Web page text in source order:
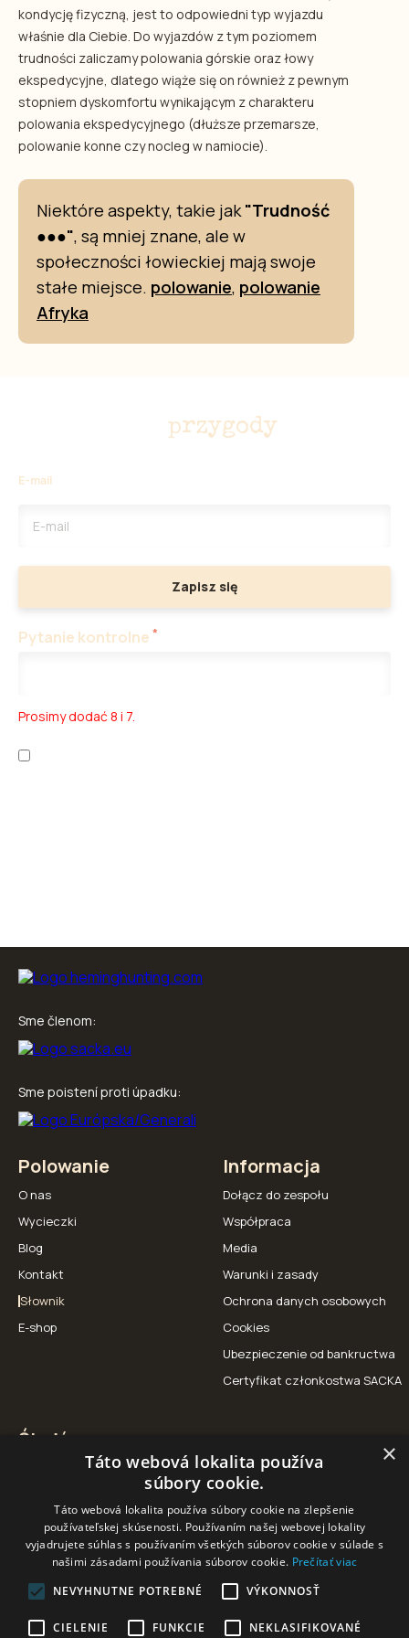
kondycję fizyczną, jest to odpowiedni typ wyjazdu
właśnie dla Ciebie. Do wyjazdów z tym poziomem
trudności zaliczamy polowania górskie oraz łowy
ekspedycyjne, dlatego wiąże się on również z pewnym
stopniem dyskomfortu wynikającym z charakteru
polowania ekspedycyjnego (dłuższe przemarsze,
polowanie konne czy nocleg w namiocie).
Niektóre aspekty, takie jak"Trudność
●●●", są mniej znane, ale w
społeczności łowieckiej mają swoje
stałe miejsce. polowanie, polowanie
Afryka
przygody
E-mail
Zapisz się
Pytanie kontrolne *
Prosimy dodać 8 i 7.
Sme členom:
Sme poistení proti úpadku:
Polowanie
O nas
Wycieczki
Blog
Kontakt
Słownik
E-shop
Informacja
Dołącz do zespołu
Współpraca
Media
Warunki i zasady
Ochrona danych osobowych
Cookies
Ubezpieczenie od bankructwa
Certyfikat członkostwa SACKA
Śledź nas
Facebook Instagram YouTube
Nasi partnerzy
×
Táto webová lokalita používa
súbory cookie.
Táto webová lokalita používa súbory cookie na zlepšenie
používateľskej skúsenosti. Používaním našej webovej lokality
vyjadrujete súhlas s používaním všetkých súborov cookie v súlade s
našimi zásadami používania súborov cookie. Prečítať viac
NEVYHNUTNE POTREBNÉ
VÝKONNOSŤ
CIELENIE FUNKCIE NEKLASIFIKOVANÉ